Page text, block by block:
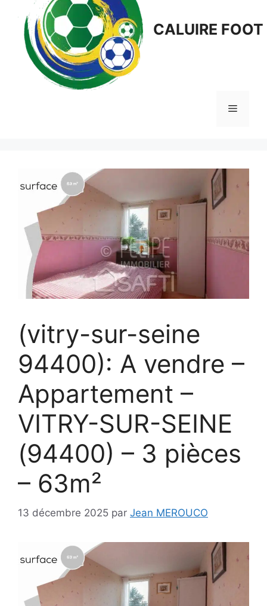
CALUIRE FOOT
Menu
(vitry-sur-seine
94400): A vendre –
Appartement –
VITRY-SUR-SEINE
(94400) – 3 pièces
– 63m²
13 décembre 2025 par Jean MEROUCO